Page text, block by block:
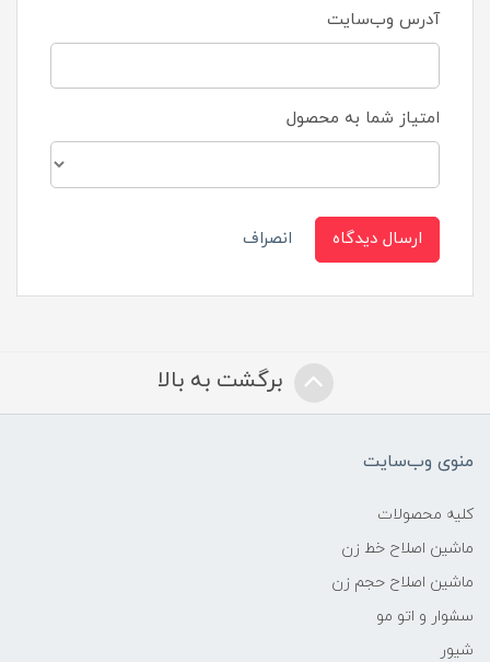
آدرس وب‌سایت
امتیاز شما به محصول
ارسال دیدگاه انصراف
برگشت به بالا
منوی وب‌سایت
کلیه محصولات
ماشین اصلاح خط زن
ماشین اصلاح حجم زن
سشوار و اتو مو
شیور